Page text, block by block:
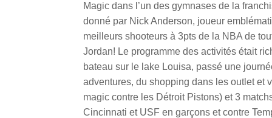
Magic dans l’un des gymnases de la
donné par Nick Anderson, joueur
meilleurs shooteurs à 3pts de la NBA de
Jordan! Le programme des activités était
bateau sur le lake Louisa, passé une
adventures, du shopping dans les outlet et
magic contre les Détroit Pistons) et 3
Cincinnati et USF en garçons et contre